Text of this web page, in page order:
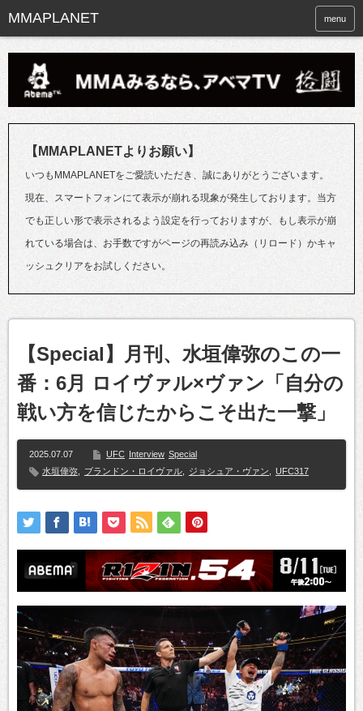
menu
【MMAPLANETよりお願い】
いつもMMAPLANETをご愛読いただき、誠にありがとうございます。
現在、スマートフォンにて表示が崩れる現象が発生しております。当方
でも正しい形で表示されるよう設定を行っておりますが、もし表示が崩
れている場合は、お手数ですがページの再読み込み（リロード）かキャ
ッシュクリアをお試しください。
【Special】月刊、水垣偉弥のこの一
番：6月 ロイヴァル×ヴァン「自分の
戦い方を信じたからこそ出た一撃」
2025.07.07 UFC Interview Special
水垣偉弥
ブランドン・ロイヴァル ジョシュア・ヴァン UFC317